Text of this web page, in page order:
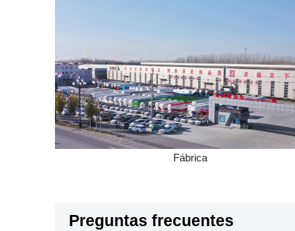
Fábrica
Preguntas frecuentes